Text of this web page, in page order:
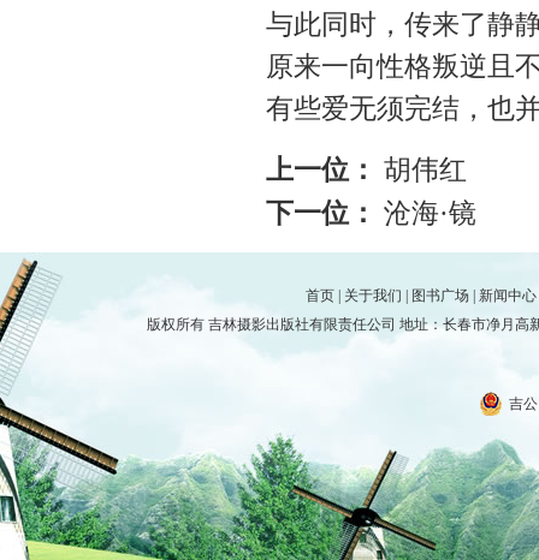
与此同时，传来了静
原来一向性格叛逆且
有些爱无须完结，也
上一位： 胡伟红
下一位： 沧海·镜
首页 关于我们 图书广场 新闻中心
版权所有 吉林摄影出版社有限责任公司 地址：长春市净月高
吉公